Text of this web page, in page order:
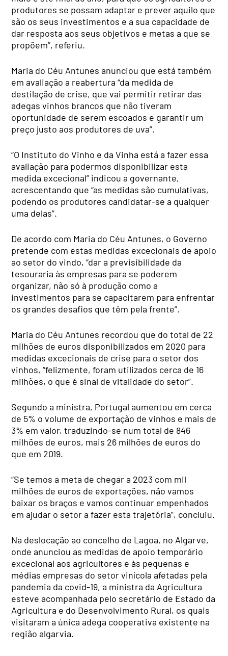
produtores se possam adaptar e prever aquilo que
são os seus investimentos e a sua capacidade de
dar resposta aos seus objetivos e metas a que se
propõem”, referiu.
Maria do Céu Antunes anunciou que está também
em avaliação a reabertura “da medida de
destilação de crise, que vai permitir retirar das
adegas vinhos brancos que não tiveram
oportunidade de serem escoados e garantir um
preço justo aos produtores de uva”.
“O Instituto do Vinho e da Vinha está a fazer essa
avaliação para podermos disponibilizar esta
medida excecional” indicou a governante,
acrescentando que “as medidas são cumulativas,
podendo os produtores candidatar-se a qualquer
uma delas”.
De acordo com Maria do Céu Antunes, o Governo
pretende com estas medidas excecionais de apoio
ao setor do vindo, “dar a previsibilidade da
tesouraria às empresas para se poderem
organizar, não só à produção como a
investimentos para se capacitarem para enfrentar
os grandes desafios que têm pela frente”.
Maria do Céu Antunes recordou que do total de 22
milhões de euros disponibilizados em 2020 para
medidas excecionais de crise para o setor dos
vinhos, “felizmente, foram utilizados cerca de 16
milhões, o que é sinal de vitalidade do setor”.
Segundo a ministra, Portugal aumentou em cerca
de 5% o volume de exportação de vinhos e mais de
3% em valor, traduzindo-se num total de 846
milhões de euros, mais 26 milhões de euros do
que em 2019.
“Se temos a meta de chegar a 2023 com mil
milhões de euros de exportações, não vamos
baixar os braços e vamos continuar empenhados
em ajudar o setor a fazer esta trajetória”, concluiu.
Na deslocação ao concelho de Lagoa, no Algarve,
onde anunciou as medidas de apoio temporário
excecional aos agricultores e às pequenas e
médias empresas do setor vinícola afetadas pela
pandemia da covid-19, a ministra da Agricultura
esteve acompanhada pelo secretário de Estado da
Agricultura e do Desenvolvimento Rural, os quais
visitaram a única adega cooperativa existente na
região algarvia.